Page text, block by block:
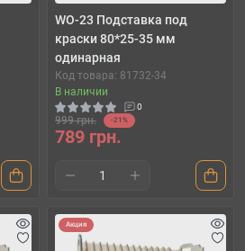
WO-23 Подставка под
краски 80*25-35 мм
одинарная
Код товара: 81732-34
В наличии
0
999 грн. -21%
789 грн.
Акция